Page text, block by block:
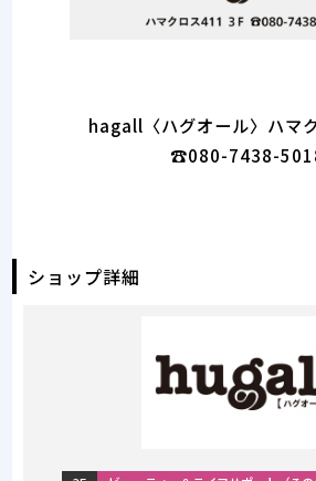
hagall〈ハグオール〉ハマ
☎080-7438-
ショップ詳細